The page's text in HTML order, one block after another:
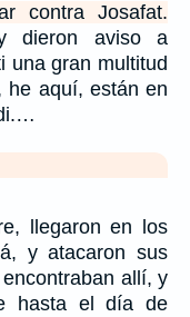
contra Josafat.
dieron aviso a
una gran multitud
he aquí, están en
llegaron en los
y atacaron sus
allí, y
hasta el día de